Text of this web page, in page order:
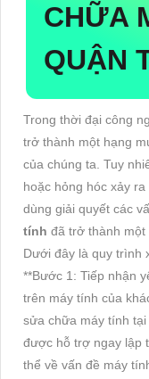
CHỮA
QUẬN
Trong thời đại công
trở thành một hạng
của chúng ta. Tuy
hoặc hỏng hóc xảy ra
dùng giải quyết các
tính đã trở thành một
Dưới đây là quy trình
**Bước 1: Tiếp nhận
trên máy tính của
sửa chữa máy tính
được hỗ trợ ngay lập
thể về vấn đề máy